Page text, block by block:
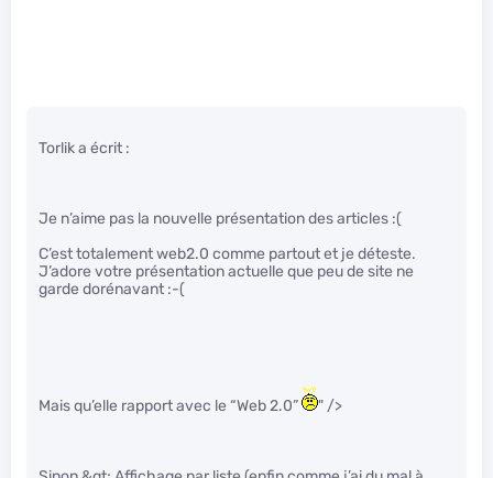
Torlik a écrit :
Je n’aime pas la nouvelle présentation des articles :(
C’est totalement web2.0 comme partout et je déteste.
J’adore votre présentation actuelle que peu de site ne
garde dorénavant :-(
Mais qu’elle rapport avec le “Web 2.0” " />